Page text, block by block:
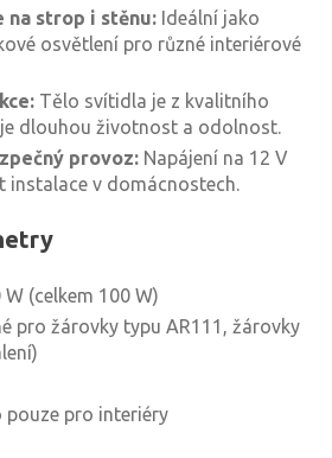
na strop i stěnu: Ideální jako
osvětlení pro různé interiérové
Tělo svítidla je z kvalitního
dlouhou životnost a odolnost.
provoz: Napájení na 12 V
instalace v domácnostech.
(celkem 100 W)
pro žárovky typu AR111, žárovky
pouze pro interiéry